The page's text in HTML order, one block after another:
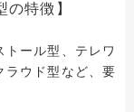
の特徴】
ール型、テレワ
ラウド型など、要